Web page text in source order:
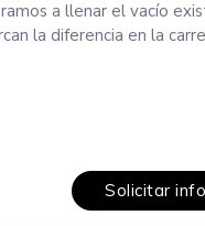
a llenar el vacío
la diferencia en la
Solicitar